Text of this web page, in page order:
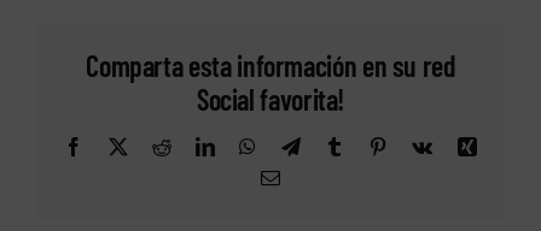
Comparta esta información en su red
Social favorita!
Facebook
X RedditLinkedInWhatsApp
TelegramTumblr Pinterest
Vk
Correo